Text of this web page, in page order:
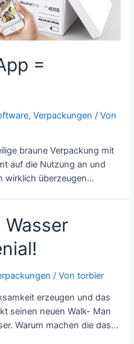
=
,Verpackungen / Von
braune Verpackung mit
auf die Nutzung an und
wirklich überzeugen…
/ Vontorbier
erzeugen und das
seinen neuen Walk- Man
Warum machen die das…